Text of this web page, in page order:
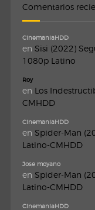
Comentarios
CinemaniaHDD
en Sisi (2022)
1080p Latino
Roy
en Los
CMHDD
CinemaniaHDD
en Spider-Man
Latino-CMHDD
Jose moyano
en Spider-Man
Latino-CMHDD
CinemaniaHDD